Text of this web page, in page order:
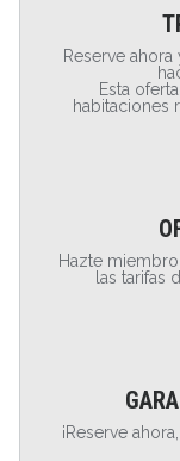
Reserve
Esta
habitaciones
Hazte
las tarifas
¡Reserve